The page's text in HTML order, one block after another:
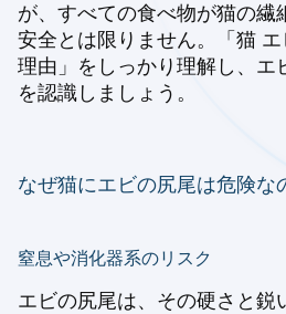
が、すべての食べ物が猫の繊
安全とは限りません。「猫
理由」をしっかり理解し、エ
を認識しましょう。
なぜ猫にエビの尻尾は危険な
窒息や消化器系のリスク
エビの尻尾は、その硬さと鋭